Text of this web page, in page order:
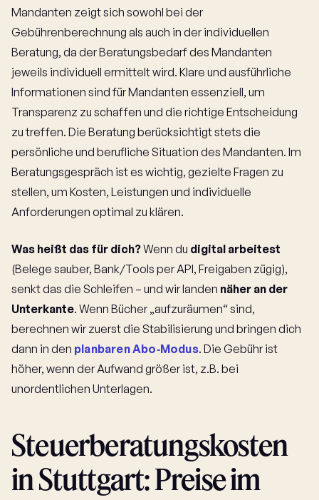
Mandanten zeigt sich sowohl bei der
Gebührenberechnung als auch in der individuellen
Beratung, da der Beratungsbedarf des Mandanten
jeweils individuell ermittelt wird. Klare und ausführliche
Informationen sind für Mandanten essenziell, um
Transparenz zu schaffen und die richtige Entscheidung
zu treffen. Die Beratung berücksichtigt stets die
persönliche und berufliche Situation des Mandanten. Im
Beratungsgespräch ist es wichtig, gezielte Fragen zu
stellen, um Kosten, Leistungen und individuelle
Anforderungen optimal zu klären.
Was heißt das für dich?Wenn du digital arbeitest
(Belege sauber, Bank/Tools per API, Freigaben zügig),
senkt das die Schleifen – und wir landen näher an der
Unterkante. Wenn Bücher „aufzuräumen“ sind,
berechnen wir zuerst die Stabilisierung und bringen dich
dann in den planbaren Abo‑Modus. Die Gebühr ist
höher, wenn der Aufwand größer ist, z.B. bei
unordentlichen Unterlagen.
Steuerberatungskosten
in Stuttgart: Preise im